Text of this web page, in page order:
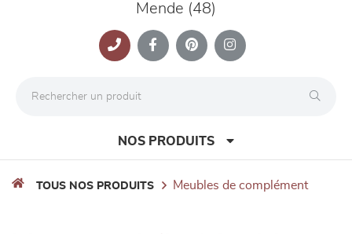
Mende (48)
NOS PRODUITS
TOUS NOS PRODUITS meubles de complément